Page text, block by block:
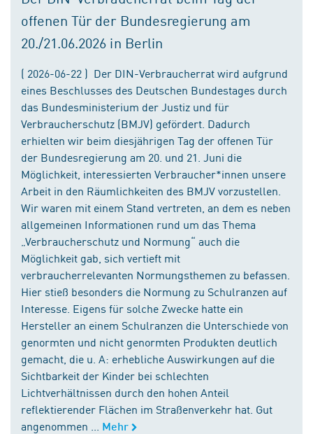
offenen Tür der Bundesregierung am
20./21.06.2026 in Berlin
( 2026-06-22 ) Der DIN-Verbraucherrat wird aufgrund
eines Beschlusses des Deutschen Bundestages durch
das Bundesministerium der Justiz und für
Verbraucherschutz (BMJV) gefördert. Dadurch
erhielten wir beim diesjährigen Tag der offenen Tür
der Bundesregierung am 20. und 21. Juni die
Möglichkeit, interessierten Verbraucher*innen unsere
Arbeit in den Räumlichkeiten des BMJV vorzustellen.
Wir waren mit einem Stand vertreten, an dem es neben
allgemeinen Informationen rund um das Thema
„Verbraucherschutz und Normung“ auch die
Möglichkeit gab, sich vertieft mit
verbraucherrelevanten Normungsthemen zu befassen.
Hier stieß besonders die Normung zu Schulranzen auf
Interesse. Eigens für solche Zwecke hatte ein
Hersteller an einem Schulranzen die Unterschiede von
genormten und nicht genormten Produkten deutlich
gemacht, die u. A: erhebliche Auswirkungen auf die
Sichtbarkeit der Kinder bei schlechten
Lichtverhältnissen durch den hohen Anteil
reflektierender Flächen im Straßenverkehr hat. Gut
angenommen ...
Mehr